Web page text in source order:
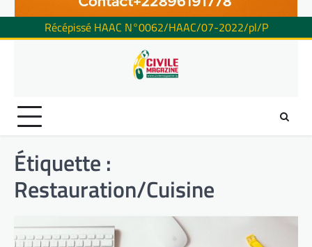
Récépissé HAAC N°0062/HAAC/07-2022/pl/P
Étiquette :
Restauration/Cuisine